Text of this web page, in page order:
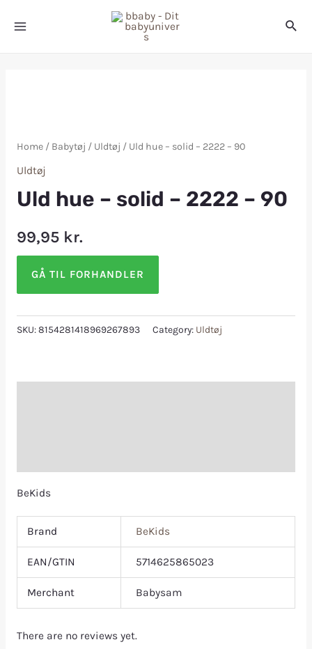
Home/ Babytøj / Uldtøj / Uld hue – solid – 2222 – 90
Uldtøj
Uld hue – solid – 2222 – 90
99,95 kr.
GÅ TIL FORHANDLER
SKU:8154281418969267893 Category: Uldtøj
BeKids
Brand BeKids
EAN/GTIN 5714625865023
Merchant Babysam
There are no reviews yet.